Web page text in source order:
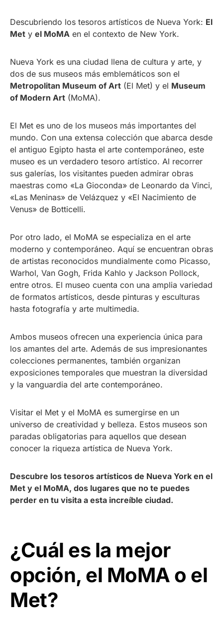
Descubriendo los tesoros artísticos de Nueva York: El
Met y el MoMA en el contexto de New York.
Nueva York es una ciudad llena de cultura y arte, y
dos de sus museos más emblemáticos son el
Metropolitan Museum of Art (El Met) y el Museum
of Modern Art (MoMA).
El Met es uno de los museos más importantes del
mundo. Con una extensa colección que abarca desde
el antiguo Egipto hasta el arte contemporáneo, este
museo es un verdadero tesoro artístico. Al recorrer
sus galerías, los visitantes pueden admirar obras
maestras como «La Gioconda» de Leonardo da Vinci,
«Las Meninas» de Velázquez y «El Nacimiento de
Venus» de Botticelli.
Por otro lado, el MoMA se especializa en el arte
moderno y contemporáneo. Aquí se encuentran obras
de artistas reconocidos mundialmente como Picasso,
Warhol, Van Gogh, Frida Kahlo y Jackson Pollock,
entre otros. El museo cuenta con una amplia variedad
de formatos artísticos, desde pinturas y esculturas
hasta fotografía y arte multimedia.
Ambos museos ofrecen una experiencia única para
los amantes del arte. Además de sus impresionantes
colecciones permanentes, también organizan
exposiciones temporales que muestran la diversidad
y la vanguardia del arte contemporáneo.
Visitar el Met y el MoMA es sumergirse en un
universo de creatividad y belleza. Estos museos son
paradas obligatorias para aquellos que desean
conocer la riqueza artística de Nueva York.
Descubre los tesoros artísticos de Nueva York en el
Met y el MoMA, dos lugares que no te puedes
perder en tu visita a esta increíble ciudad.
¿Cuál es la mejor
opción, el MoMA o el
Met?